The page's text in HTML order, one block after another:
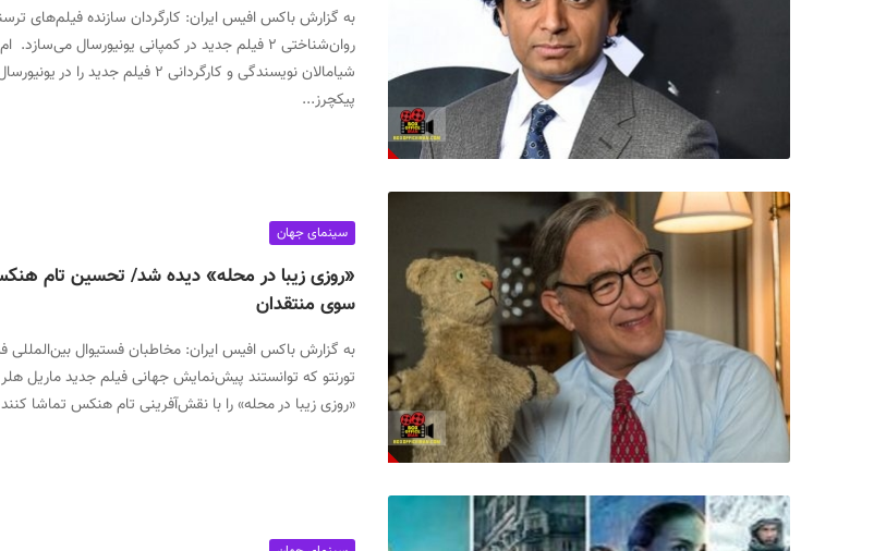
به گزارش باکس افیس ایران: کارگردان سازنده فیلم‌های
روان‌شناختی ۲ فیلم جدید در کمپانی یونیورسال می‌سازد.
شیامالان نویسندگی و کارگردانی ۲ فیلم جدید را در
پیکچرز...
سینمای جهان
«روزی زیبا در محله» دیده شد/ تحسین تام
سوی منتقدان
به گزارش باکس افیس ایران: مخاطبان فستیوال بین‌المللی
تورنتو که توانستند پیش‌نمایش جهانی فیلم جدید ماریل
«روزی زیبا در محله» را با نقش‌آفرینی تام هنکس تماشا